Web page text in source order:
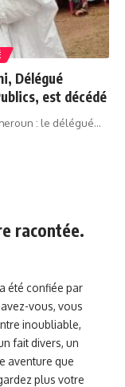
Délégué
est décédé
: le délégué…
racontée.
été confiée par
vous, vous
inoubliable,
fait divers, un
aventure que
plus votre